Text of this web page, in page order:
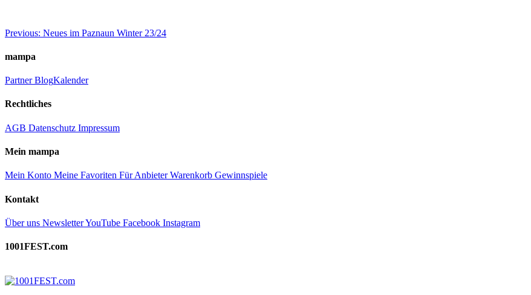
Beitragsnavigation
Previous: Neues im Paznaun Winter 23/24
mampa
PartnerBlogKalender
Rechtliches
AGB Datenschutz Impressum
Mein mampa
Mein Konto Meine Favoriten Für AnbieterWarenkorb Gewinnspiele
Kontakt
Über uns NewsletterYouTube Facebook Instagram
1001FEST.com